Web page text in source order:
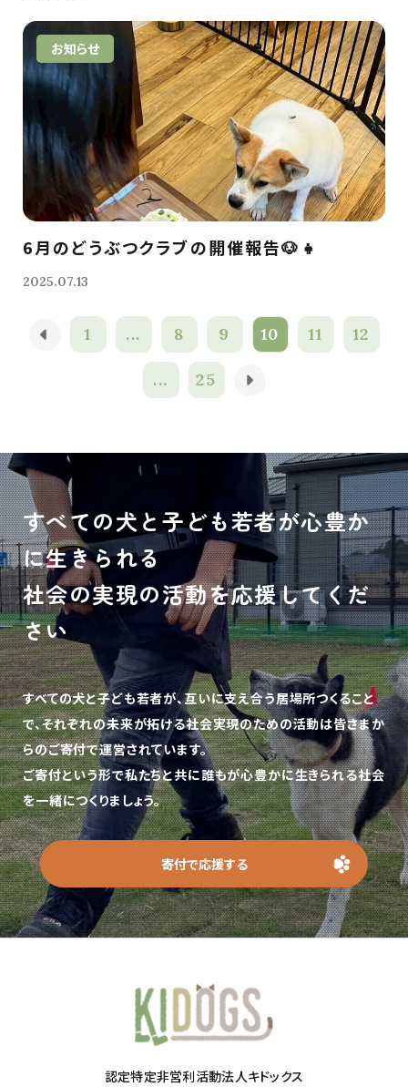
お知らせ
6月のどうぶつクラブの開催報告🐶👧
2025.07.13
1 ... 8 9 10 11 12
... 25
すべての犬と子ども若者が心豊か
に生きられる
社会の実現の活動を応援してくだ
さい
すべての犬と子ども若者が、互いに支え合う居場所つくること
で、それぞれの未来が拓ける社会実現のための活動は皆さまか
らのご寄付で運営されています。
ご寄付という形で私たちと共に誰もが心豊かに生きられる社会
を一緒につくりましょう。
寄付で応援する
認定特定非営利活動法人キドックス